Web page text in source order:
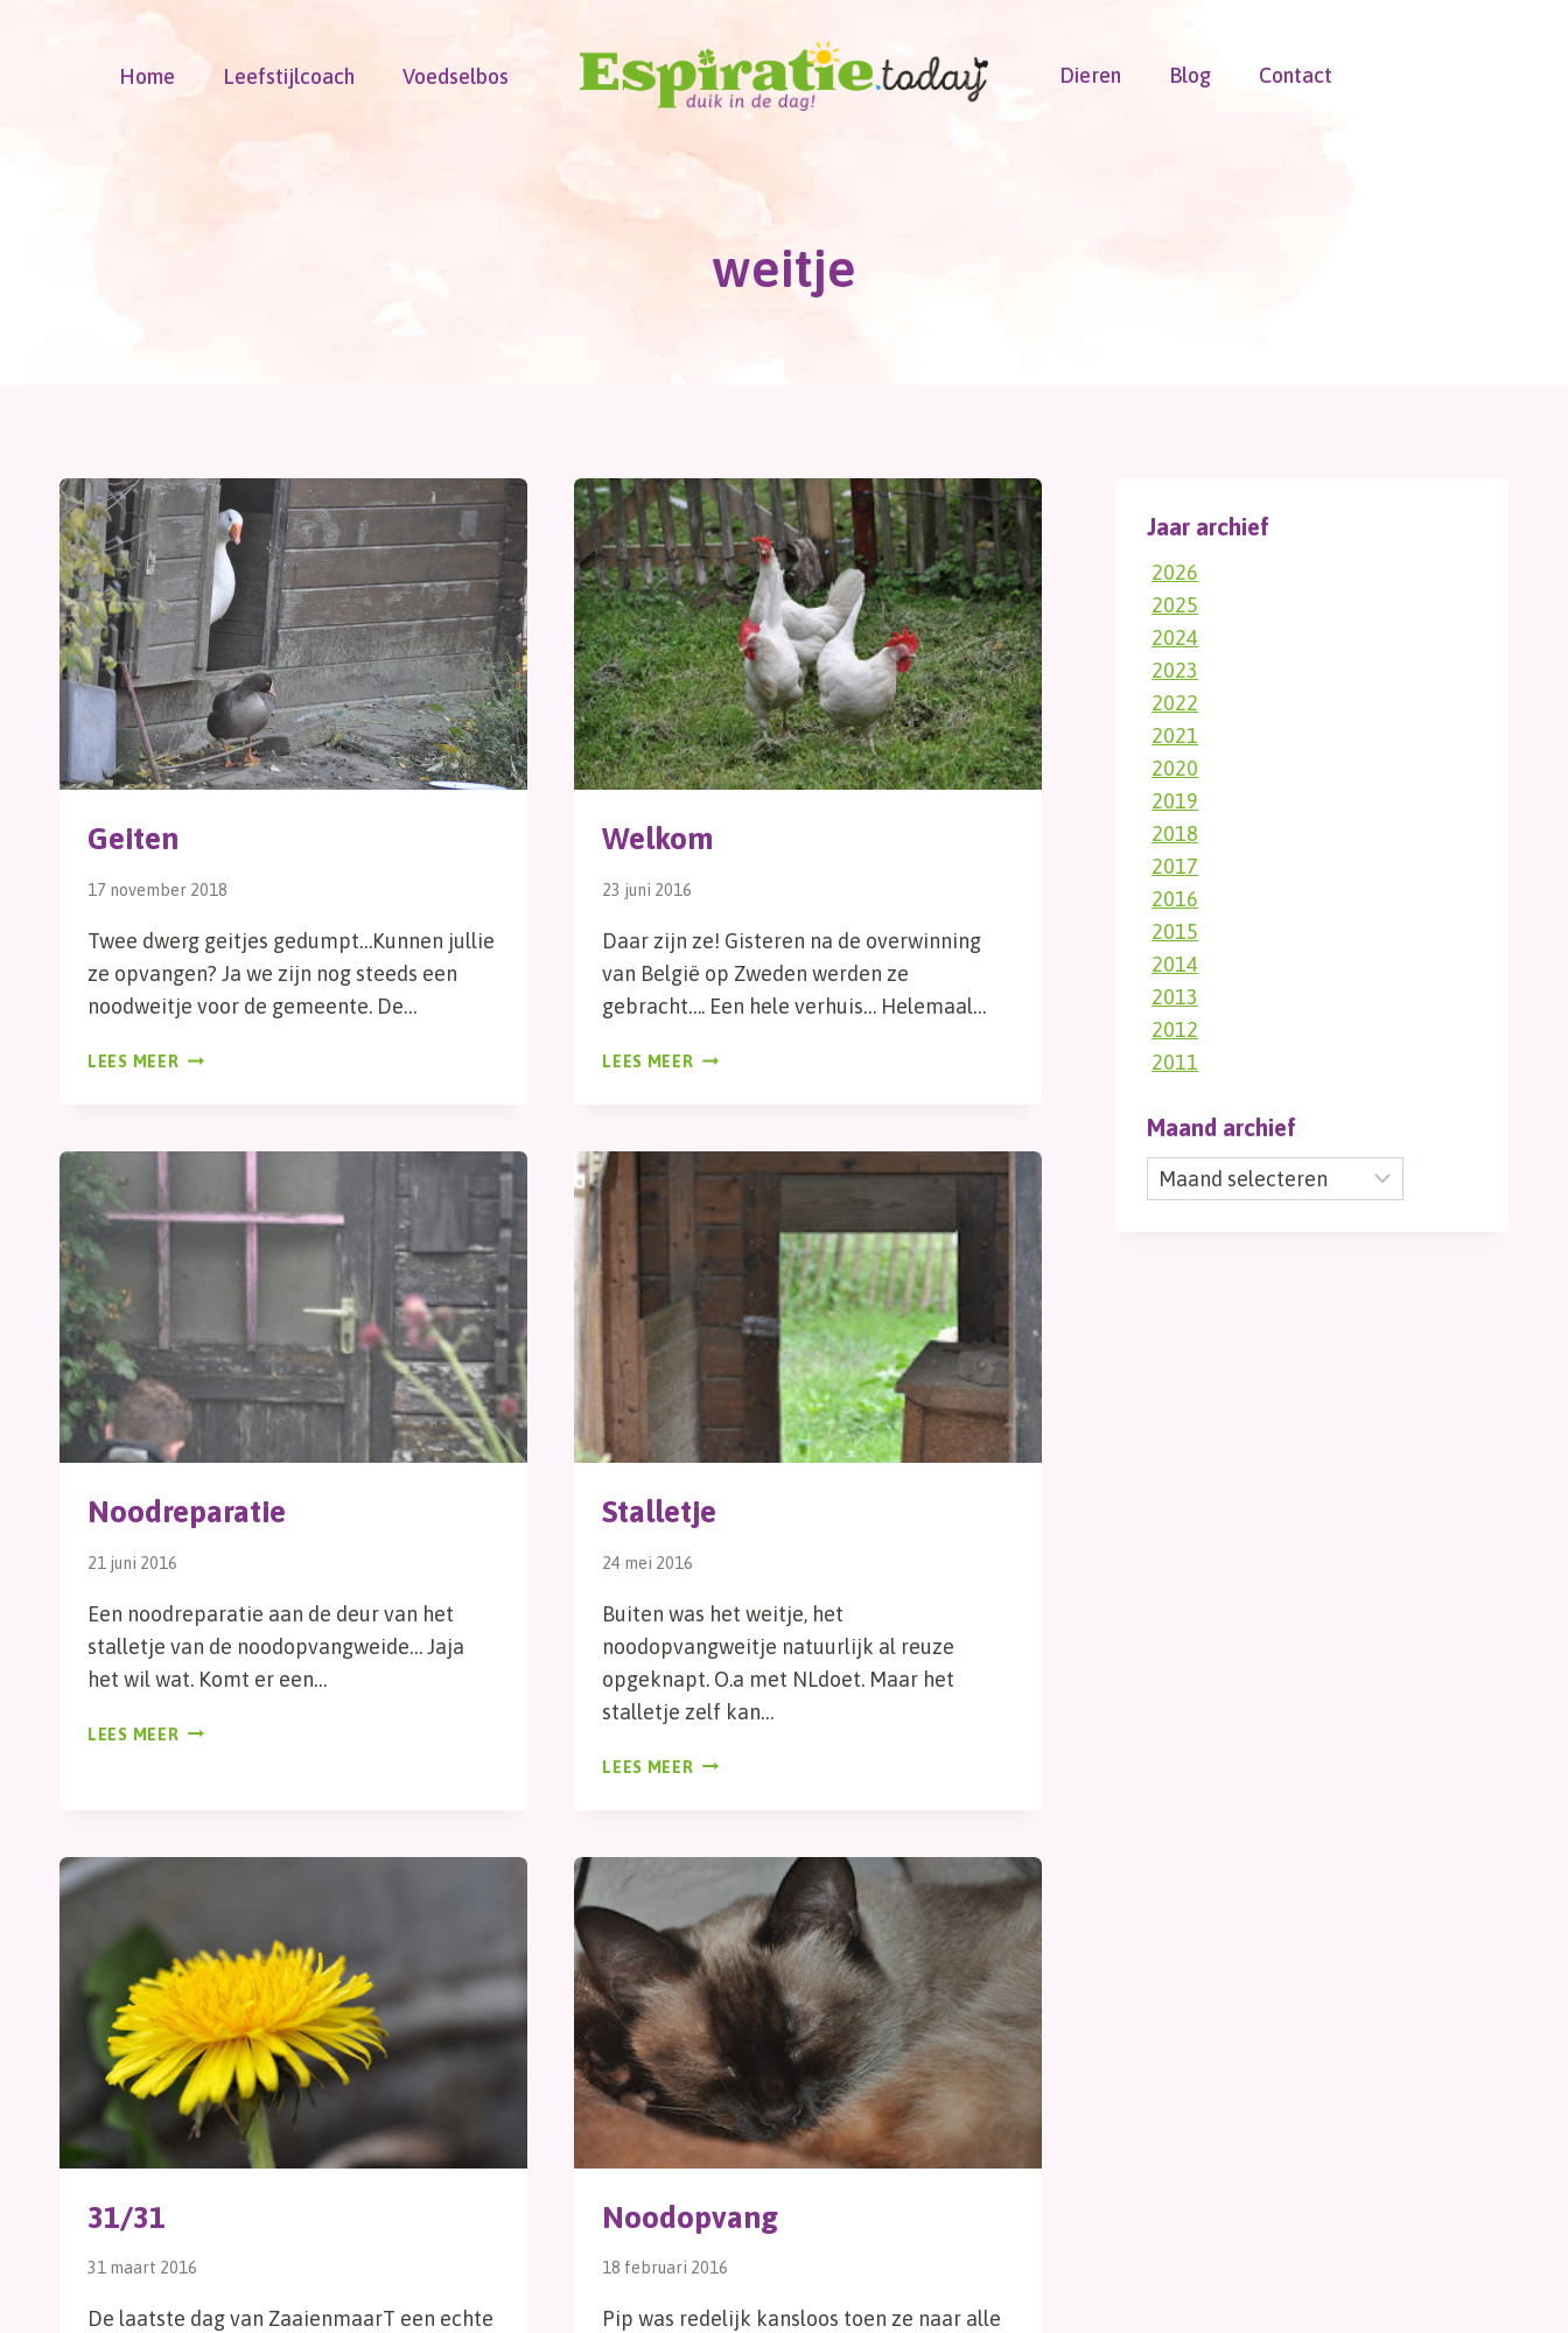
Home Leefstijlcoach Voedselbos Dieren Blog Contact
weitje
Geiten
17 november 2018
Twee dwerg geitjes gedumpt…Kunnen jullie
ze opvangen? Ja we zijn nog steeds een
noodweitje voor de gemeente. De…
LEES MEER GEITEN
Welkom
23 juni 2016
Daar zijn ze! Gisteren na de overwinning
van België op Zweden werden ze
gebracht…. Een hele verhuis… Helemaal…
LEES MEER WELKOM
Noodreparatie
21 juni 2016
Een noodreparatie aan de deur van het
stalletje van de noodopvangweide… Jaja
het wil wat. Komt er een…
LEES MEER NOODREPARATIE
Stalletje
24 mei 2016
Buiten was het weitje, het
noodopvangweitje natuurlijk al reuze
opgeknapt. O.a met NLdoet. Maar het
stalletje zelf kan…
LEES MEER STALLETJE
31/31
31 maart 2016
De laatste dag van ZaaienmaarT een echte
Noodopvang
18 februari 2016
Pip was redelijk kansloos toen ze naar alle
Jaar archief
2026
2025
2024
2023
2022
2021
2020
2019
2018
2017
2016
2015
2014
2013
2012
2011
Maand archief
Maand
archief